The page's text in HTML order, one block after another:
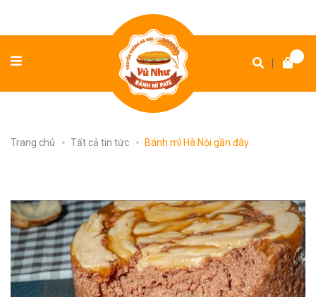
|
Trang chủ Tất cả tin tức Bánh mì Hà Nội gần đây